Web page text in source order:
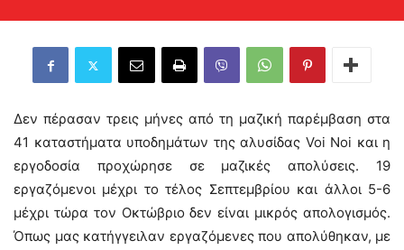
Δεν πέρασαν τρεις μήνες από τη μαζική παρέμβαση στα
41 καταστήματα υποδημάτων της αλυσίδας Voi Noi και η
εργοδοσία προχώρησε σε μαζικές απολύσεις. 19
εργαζόμενοι μέχρι το τέλος Σεπτεμβρίου και άλλοι 5-6
μέχρι τώρα τον Οκτώβριο δεν είναι μικρός απολογισμός.
Όπως μας κατήγγειλαν εργαζόμενες που απολύθηκαν, με